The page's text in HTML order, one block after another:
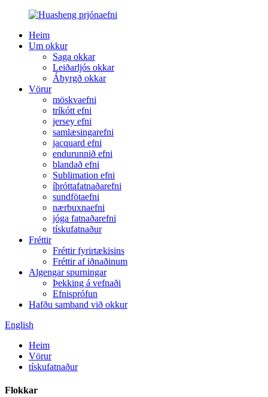
Heim
Um okkur
Saga okkar
Leiðarljós okkar
Ábyrgð okkar
Vörur
möskvaefni
tríkótt efni
jersey efni
samlæsingarefni
jacquard efni
endurunnið efni
blandað efni
Sublimation efni
íþróttafatnaðarefni
sundfötaefni
nærbuxnaefni
jóga fatnaðarefni
tískufatnaður
Fréttir
Fréttir fyrirtækisins
Fréttir af iðnaðinum
Algengar spurningar
Þekking á vefnaði
Efnisprófun
Hafðu samband við okkur
English
Heim
Vörur
tískufatnaður
Flokkar